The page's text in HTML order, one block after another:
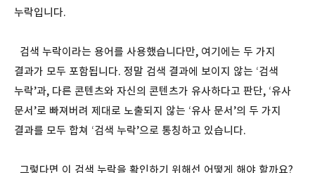
누락입니다.
검색 누락이라는 용어를 사용했습니다만, 여기에는 두 가지
결과가 모두 포함됩니다. 정말 검색 결과에 보이지 않는 ‘검색
누락’과, 다른 콘텐츠와 자신의 콘텐츠가 유사하다고 판단, ‘유사
문서’로 빠져버려 제대로 노출되지 않는 ‘유사 문서’의 두 가지
결과를 모두 합쳐 ‘검색 누락’으로 통칭하고 있습니다.
그렇다면 이 검색 누락을 확인하기 위해선 어떻게 해야 할까요?